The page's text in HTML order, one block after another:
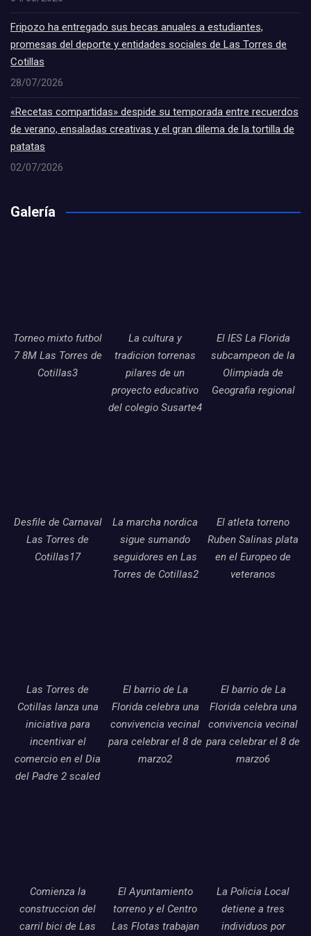
Fripozo ha entregado sus becas anuales a estudiantes,
promesas del deporte y entidades sociales de Las Torres de
Cotillas
28/07/2026
«Recetas compartidas» despide su temporada entre recuerdos
de verano, ensaladas creativas y el gran dilema de la tortilla de
patatas
02/07/2026
Galería
Torneo mixto futbol
7 8M Las Torres de
Cotillas3
La cultura y
tradicion torrenas
pilares de un
proyecto educativo
del colegio Susarte4
El IES La Florida
subcampeon de la
Olimpiada de
Geografia regional
Desfile de Carnaval
Las Torres de
Cotillas17
La marcha nordica
sigue sumando
seguidores en Las
Torres de Cotillas2
El atleta torreno
Ruben Salinas plata
en el Europeo de
veteranos
Las Torres de
Cotillas lanza una
iniciativa para
incentivar el
comercio en el Dia
del Padre 2 scaled
El barrio de La
Florida celebra una
convivencia vecinal
para celebrar el 8 de
marzo2
El barrio de La
Florida celebra una
convivencia vecinal
para celebrar el 8 de
marzo6
Comienza la
construccion del
carril bici de Las
El Ayuntamiento
torreno y el Centro
Las Flotas trabajan
La Policia Local
detiene a tres
individuos por